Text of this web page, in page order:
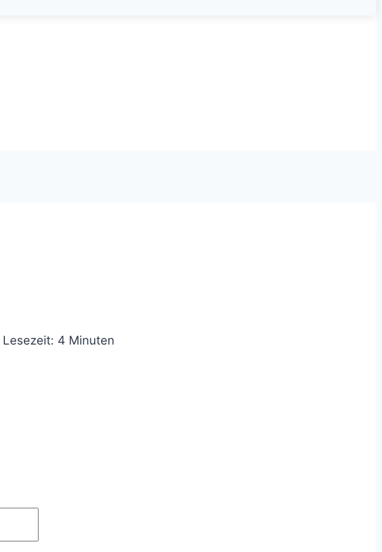
Lesezeit: 4 Minuten